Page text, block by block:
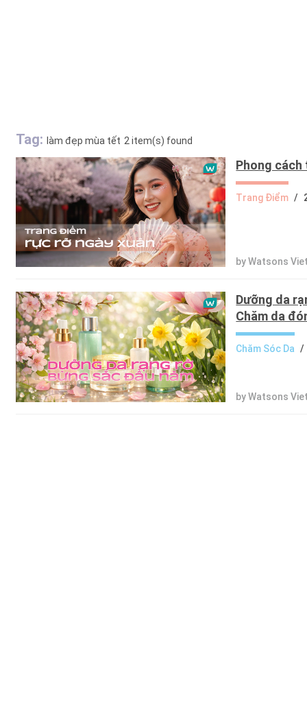
Tag: làm đẹp mùa tết 2 item(s) found
Phong
Trang Điểm /
by Watsons
Dưỡng da
Chăm da
Chăm Sóc Da /
by Watsons